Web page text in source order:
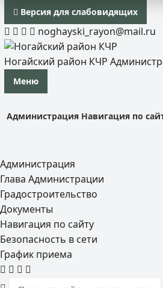
Версия для слабовидящих
noghayski_rayon@mail.ru
Ногайский район КЧР
Меню
Администрация Навигация по
Администрация
Глава Администрации
Градостроительство
Документы
Навигация по сайту
Безопасность в сети
График приема